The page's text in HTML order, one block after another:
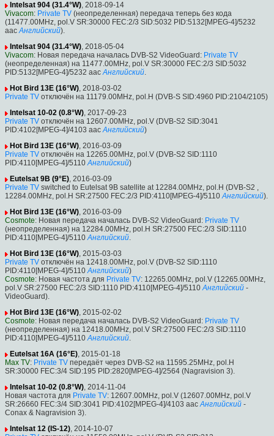
Intelsat 904 (31.4°W), 2018-09-14
Vivacom: Private TV (неопределенная) передача теперь без кода
(11477.00MHz, pol.V SR:30000 FEC:2/3 SID:5032 PID:5132[MPEG-4]/5232
aac Английский).
Intelsat 904 (31.4°W), 2018-05-04
Vivacom: Новая передача началась DVB-S2 VideoGuard: Private TV
(неопределенная) на 11477.00MHz, pol.V SR:30000 FEC:2/3 SID:5032
PID:5132[MPEG-4]/5232 aac Английский.
Hot Bird 13E (16°W), 2018-03-02
Private TV отключён на 11179.00MHz, pol.H (DVB-S SID:4960 PID:2104/2105)
Intelsat 10-02 (0.8°W), 2017-09-23
Private TV отключён на 12607.00MHz, pol.V (DVB-S2 SID:3041
PID:4102[MPEG-4]/4103 aac Английский)
Hot Bird 13E (16°W), 2016-03-09
Private TV отключён на 12265.00MHz, pol.V (DVB-S2 SID:1110
PID:4110[MPEG-4]/5110 Английский)
Eutelsat 9B (9°E), 2016-03-09
Private TV switched to Eutelsat 9B satellite at 12284.00MHz, pol.H (DVB-S2 ,
12284.00MHz, pol.H SR:27500 FEC:2/3 PID:4110[MPEG-4]/5110 Английский).
Hot Bird 13E (16°W), 2016-03-09
Cosmote: Новая передача началась DVB-S2 VideoGuard: Private TV
(неопределенная) на 12284.00MHz, pol.H SR:27500 FEC:2/3 SID:1110
PID:4110[MPEG-4]/5110 Английский.
Hot Bird 13E (16°W), 2015-03-03
Private TV отключён на 12418.00MHz, pol.V (DVB-S2 SID:1110
PID:4110[MPEG-4]/5110 Английский)
Cosmote: Новая частота для Private TV: 12265.00MHz, pol.V (12265.00MHz,
pol.V SR:27500 FEC:2/3 SID:1110 PID:4110[MPEG-4]/5110 Английский -
VideoGuard).
Hot Bird 13E (16°W), 2015-02-02
Cosmote: Новая передача началась DVB-S2 VideoGuard: Private TV
(неопределенная) на 12418.00MHz, pol.V SR:27500 FEC:2/3 SID:1110
PID:4110[MPEG-4]/5110 Английский.
Eutelsat 16A (16°E), 2015-01-18
Max TV: Private TV передаёт через DVB-S2 на 11595.25MHz, pol.H
SR:30000 FEC:3/4 SID:195 PID:2820[MPEG-4]/2564 (Nagravision 3).
Intelsat 10-02 (0.8°W), 2014-11-04
Новая частота для Private TV: 12607.00MHz, pol.V (12607.00MHz, pol.V
SR:26660 FEC:3/4 SID:3041 PID:4102[MPEG-4]/4103 aac Английский -
Conax & Nagravision 3).
Intelsat 12 (IS-12), 2014-10-07